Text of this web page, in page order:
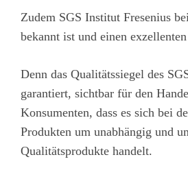
Zudem SGS Institut Fresenius
bekannt ist und einen
Denn das Qualitätssiegel des
garantiert, sichtbar für den
Konsumenten, dass es sich bei
Produkten um unabhängig und
Qualitätsprodukte handelt.